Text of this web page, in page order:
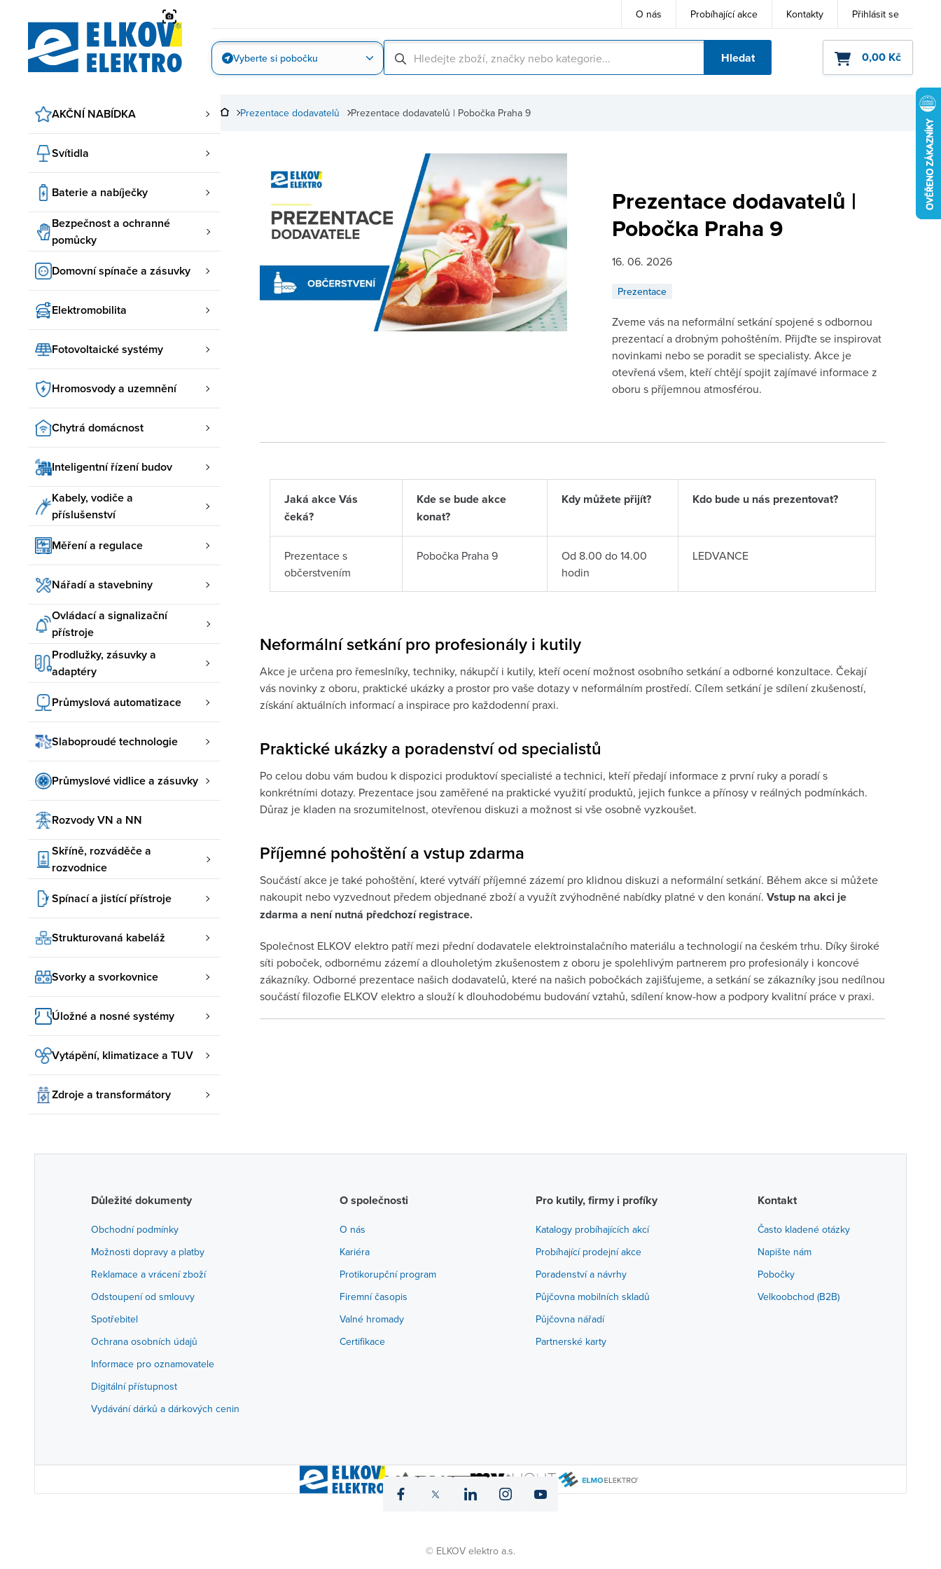
O nás Probíhající akce Kontakty Přihlásit se
Vyberte si pobočku Hledat 0,00 Kč
AKČNÍ NABÍDKA
Svítidla
Baterie a nabíječky
Bezpečnost a ochranné
pomůcky
Domovní spínače a zásuvky
Elektromobilita
Fotovoltaické systémy
Hromosvody a uzemnění
Chytrá domácnost
Inteligentní řízení budov
Kabely, vodiče a
příslušenství
Měření a regulace
Nářadí a stavebniny
Ovládací a signalizační
přístroje
Prodlužky, zásuvky a
adaptéry
Průmyslová automatizace
Slaboproudé technologie
Průmyslové vidlice a zásuvky
Rozvody VN a NN
Skříně, rozváděče a
rozvodnice
Spínací a jistící přístroje
Strukturovaná kabeláž
Svorky a svorkovnice
Úložné a nosné systémy
Vytápění, klimatizace a TUV
Zdroje a transformátory
Prezentace dodavatelů | Pobočka Praha 9
Prezentace dodavatelů
Prezentace dodavatelů |
Pobočka Praha 9
16. 06. 2026
Prezentace
Zveme vás na neformální setkání spojené s odbornou
prezentací a drobným pohoštěním. Přijďte se inspirovat
novinkami nebo se poradit se specialisty. Akce je
otevřená všem, kteří chtějí spojit zajímavé informace z
oboru s příjemnou atmosférou.
Jaká akce Vás
čeká?
Kde se bude akce
konat?
Kdy můžete přijít? Kdo bude u nás prezentovat?
Prezentace s
občerstvením
Pobočka Praha 9
Od 8.00 do 14.00
hodin
LEDVANCE
Neformální setkání pro profesionály i kutily
Akce je určena pro řemeslníky, techniky, nákupčí i kutily, kteří ocení možnost osobního setkání a odborné konzultace. Čekají
vás novinky z oboru, praktické ukázky a prostor pro vaše dotazy v neformálním prostředí. Cílem setkání je sdílení zkušeností,
získání aktuálních informací a inspirace pro každodenní praxi.
Praktické ukázky a poradenství od specialistů
Po celou dobu vám budou k dispozici produktoví specialisté a technici, kteří předají informace z první ruky a poradí s
konkrétními dotazy. Prezentace jsou zaměřené na praktické využití produktů, jejich funkce a přínosy v reálných podmínkách.
Důraz je kladen na srozumitelnost, otevřenou diskuzi a možnost si vše osobně vyzkoušet.
Příjemné pohoštění a vstup zdarma
Součástí akce je také pohoštění, které vytváří příjemné zázemí pro klidnou diskuzi a neformální setkání. Během akce si můžete
nakoupit nebo vyzvednout předem objednané zboží a využít zvýhodněné nabídky platné v den konání. Vstup na akci je
zdarma a není nutná předchozí registrace.
Společnost ELKOV elektro patří mezi přední dodavatele elektroinstalačního materiálu a technologií na českém trhu. Díky široké
síti poboček, odbornému zázemí a dlouholetým zkušenostem z oboru je spolehlivým partnerem pro profesionály i koncové
zákazníky. Odborné prezentace našich dodavatelů, které na našich pobočkách zajišťujeme, a setkání se zákazníky jsou nedílnou
součástí filozofie ELKOV elektro a slouží k dlouhodobému budování vztahů, sdílení know-how a podpory kvalitní práce v praxi.
Důležité dokumenty
Obchodní podmínky
Možnosti dopravy a platby
Reklamace a vrácení zboží
Odstoupení od smlouvy
Spotřebitel
Ochrana osobních údajů
Informace pro oznamovatele
Digitální přístupnost
Vydávání dárků a dárkových cenin
O společnosti
O nás
Kariéra
Protikorupční program
Firemní časopis
Valné hromady
Certifikace
Pro kutily, firmy i profíky
Katalogy probíhajících akcí
Probíhající prodejní akce
Poradenství a návrhy
Půjčovna mobilních skladů
Půjčovna nářadí
Partnerské karty
Kontakt
Často kladené otázky
Napište nám
Pobočky
Velkoobchod (B2B)
icon
icon
icon
icon
icon
© ELKOV elektro a.s.